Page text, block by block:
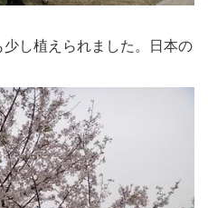
少し植えられました。日本の